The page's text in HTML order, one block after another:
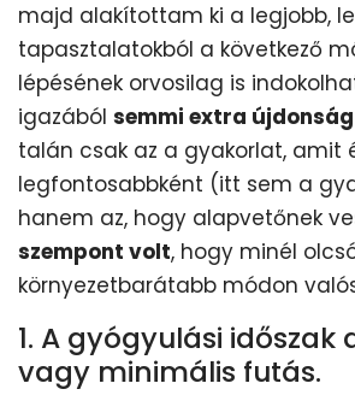
majd alakítottam ki a legjobb,
tapasztalatokból a következő
lépésének orvosilag is
igazából semmi extra
talán csak az a gyakorlat, amit
legfontosabbként (itt sem a
hanem az, hogy alapvetőnek
szempont volt, hogy minél
környezetbarátabb módon
1. A gyógyulási
vagy minimális futás.